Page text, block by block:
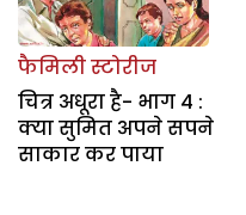
फैमिली स्टोरीज
चित्र अधूरा है- भाग 4 :
क्या सुमित अपने सपने
साकार कर पाया